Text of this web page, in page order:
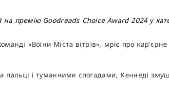
премію Goodreads Choice Award 2024 у
«Воїни Міста вітрів», мріє про
пальці і туманними спогадами, Кеннеді